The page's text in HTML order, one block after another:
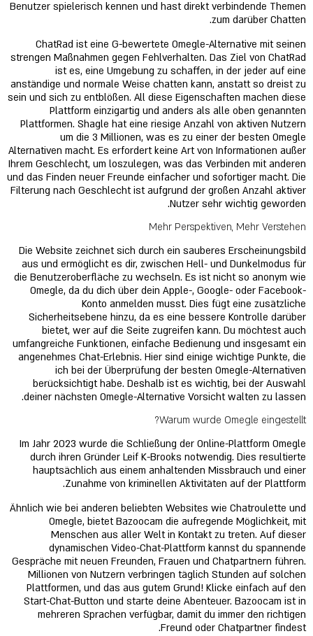
Benutzer spielerisch kennen und hast direkt verbindende Themen
zum darüber Chatten.
ChatRad ist eine G-bewertete Omegle-Alternative mit seinen
strengen Maßnahmen gegen Fehlverhalten. Das Ziel von ChatRad
ist es, eine Umgebung zu schaffen, in der jeder auf eine
anständige und normale Weise chatten kann, anstatt so dreist zu
sein und sich zu entblößen. All diese Eigenschaften machen diese
Plattform einzigartig und anders als alle oben genannten
Plattformen. Shagle hat eine riesige Anzahl von aktiven Nutzern
um die 3 Millionen, was es zu einer der besten Omegle
Alternativen macht. Es erfordert keine Art von Informationen außer
Ihrem Geschlecht, um loszulegen, was das Verbinden mit anderen
und das Finden neuer Freunde einfacher und sofortiger macht. Die
Filterung nach Geschlecht ist aufgrund der großen Anzahl aktiver
Nutzer sehr wichtig geworden.
Mehr Perspektiven, Mehr Verstehen
Die Website zeichnet sich durch ein sauberes Erscheinungsbild
aus und ermöglicht es dir, zwischen Hell- und Dunkelmodus für
die Benutzeroberfläche zu wechseln. Es ist nicht so anonym wie
Omegle, da du dich über dein Apple-, Google- oder Facebook-
Konto anmelden musst. Dies fügt eine zusätzliche
Sicherheitsebene hinzu, da es eine bessere Kontrolle darüber
bietet, wer auf die Seite zugreifen kann. Du möchtest auch
umfangreiche Funktionen, einfache Bedienung und insgesamt ein
angenehmes Chat-Erlebnis. Hier sind einige wichtige Punkte, die
ich bei der Überprüfung der besten Omegle-Alternativen
berücksichtigt habe. Deshalb ist es wichtig, bei der Auswahl
deiner nächsten Omegle-Alternative Vorsicht walten zu lassen.
Warum wurde Omegle eingestellt?
Im Jahr 2023 wurde die Schließung der Online-Plattform Omegle
durch ihren Gründer Leif K-Brooks notwendig. Dies resultierte
hauptsächlich aus einem anhaltenden Missbrauch und einer
Zunahme von kriminellen Aktivitäten auf der Plattform.
Ähnlich wie bei anderen beliebten Websites wie Chatroulette und
Omegle, bietet Bazoocam die aufregende Möglichkeit, mit
Menschen aus aller Welt in Kontakt zu treten. Auf dieser
dynamischen Video-Chat-Plattform kannst du spannende
Gespräche mit neuen Freunden, Frauen und Chatpartnern führen.
Millionen von Nutzern verbringen täglich Stunden auf solchen
Plattformen, und das aus gutem Grund! Klicke einfach auf den
Start-Chat-Button und starte deine Abenteuer. Bazoocam ist in
mehreren Sprachen verfügbar, damit du immer den richtigen
Freund oder Chatpartner findest.